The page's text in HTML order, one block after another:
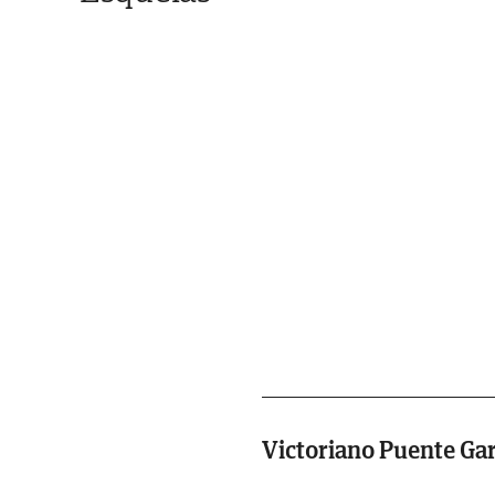
Victoriano Puente